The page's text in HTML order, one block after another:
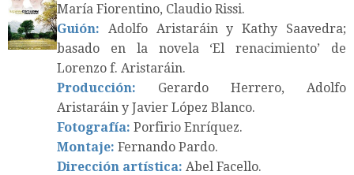
María Fiorentino, Claudio Rissi.
Guión: Adolfo Aristaráin y Kathy Saavedra;
basado en la novela ‘El renacimiento’ de
Lorenzo f. Aristaráin.
Producción: Gerardo Herrero, Adolfo
Aristaráin y Javier López Blanco.
Fotografía: Porfirio Enríquez.
Montaje: Fernando Pardo.
Dirección artística: Abel Facello.